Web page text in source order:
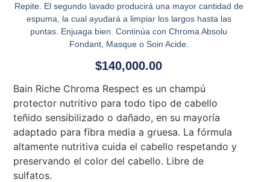
Repite. El segundo lavado producirá una mayor cantidad de
espuma, la cual ayudará a limpiar los largos hasta las
puntas. Enjuaga bien. Continúa con Chroma Absolu
Fondant, Masque o Soin Acide.
$140,000.00
Bain Riche Chroma Respect es un champú
protector nutritivo para todo tipo de cabello
teñido sensibilizado o dañado, en su mayoría
adaptado para fibra media a gruesa. La fórmula
altamente nutritiva cuida el cabello respetando y
preservando el color del cabello. Libre de
sulfatos.